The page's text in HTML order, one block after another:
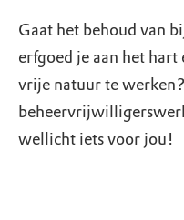
Gaat het behoud van
erfgoed je aan het
vrije natuur te
wellicht iets voor jou!